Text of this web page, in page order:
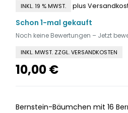
INKL. 19 % MWST. plus
Schon 1-mal gekauft
Noch keine Bewertungen – Jetzt
INKL. MWST. ZZGL. VERSANDKOSTEN
10,00€
Bernstein-Bäumchen mit 16